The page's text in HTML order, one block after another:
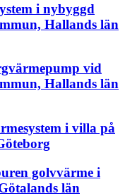
i nybyggd
Hallands län
vid
Hallands län
i villa på
golvvärme i
län